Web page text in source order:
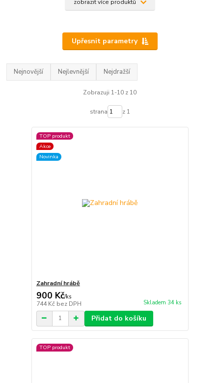
zobrazit více produktů
Upřesnit parametry
Nejnovější Nejlevnější Nejdražší
Zobrazuji 1-10 z 10
strana z 1
TOP produkt
Akce
Novinka
Zahradní hrábě
900 Kč/ks
744 Kč bez DPH Skladem 34 ks
Přidat do košíku
TOP produkt